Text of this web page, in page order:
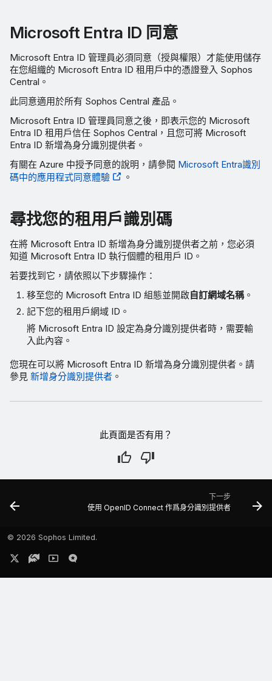
Microsoft Entra ID 同意
Microsoft Entra ID 管理員必須同意（授與權限）才能使用儲存
在您組織的 Microsoft Entra ID 租用戶中的憑證登入 Sophos
Central。
此同意適用於所有 Sophos Central 產品。
Microsoft Entra ID 管理員同意之後，即表示您的 Microsoft
Entra ID 租用戶信任 Sophos Central，且您可將 Microsoft
Entra ID 新增為身分識別提供者。
有關在 Azure 中授予同意的說明，請參閱 Microsoft Entra識別
碼中的應用程式同意體驗
。
尋找您的租用戶識別碼
在將 Microsoft Entra ID 新增為身分識別提供者之前，您必須
知道 Microsoft Entra ID 執行個體的租用戶 ID。
若要找到它，請依照以下步驟操作：
移至您的 Microsoft Entra ID 組態並開啟自訂網域名稱。
記下您的租用戶網域 ID。
將 Microsoft Entra ID 設定為身分識別提供者時，需要輸
入此內容。
您現在可以將 Microsoft Entra ID 新增為身分識別提供者。請
參見 新增身分識別提供者 。
此頁面是否有用？
下一步
使用 OpenID Connect 作爲身分識別提供者
© 2026 Sophos Limited.